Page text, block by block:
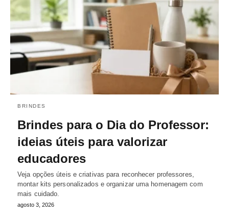
BRINDES
Brindes para o Dia do Professor:
ideias úteis para valorizar
educadores
Veja opções úteis e criativas para reconhecer professores,
montar kits personalizados e organizar uma homenagem com
mais cuidado.
agosto 3, 2026